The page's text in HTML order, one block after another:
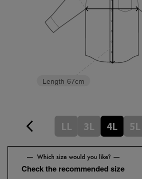
Length 67cm
LL 3L 4L 5L
Check the recommended size